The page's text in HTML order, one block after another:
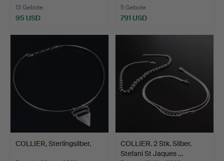
13 Gebote
95 USD
5 Gebote
791 USD
COLLIER, Sterlingsilber.
COLLIER. 2 Stk. Silber.
Stefani St Jaques …